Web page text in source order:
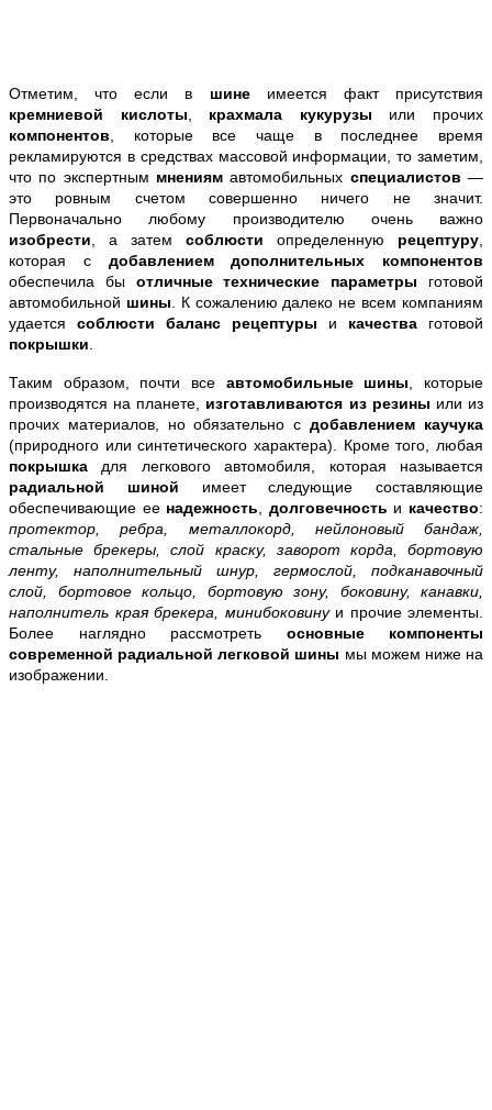
Отметим, что если в шине имеется факт присутствия
кремниевой кислоты
крахмала кукурузы или прочих
компонентов , которые все чаще в последнее время
рекламируются в средствах массовой информации, то заметим,
что по экспертным мнениямавтомобильных специалистов—
это ровным счетом совершенно ничего не значит.
Первоначально любому производителю очень важно
изобрести , а затем соблюсти определенную рецептуру
которая с добавлением дополнительных компонентов
обеспечила бы отличные технические параметры готовой
автомобильной шины . К сожалению далеко не всем компаниям
удается соблюсти баланс рецептуры и качества готовой
покрышки
Таким образом, почти все автомобильные шины , которые
производятся на планете, изготавливаются из резины или из
прочих материалов, но обязательно сдобавлением каучука
(природного или синтетического характера). Кроме того, любая
покрышка для легкового автомобиля, которая называется
радиальной шиной имеет следующие составляющие
обеспечивающие ее надежность долговечность и качество:
протектор, ребра, металлокорд, нейлоновый бандаж,
стальные брекеры, слой краску, заворот корда, бортовую
ленту, наполнительный шнур, гермослой, подканавочный
слой, бортовое кольцо, бортовую зону, боковину, канавки,
наполнитель края брекера, минибоковинуи прочие элементы.
Более наглядно рассмотреть основные компоненты
современной радиальной легковой шины мы можем ниже на
изображении.